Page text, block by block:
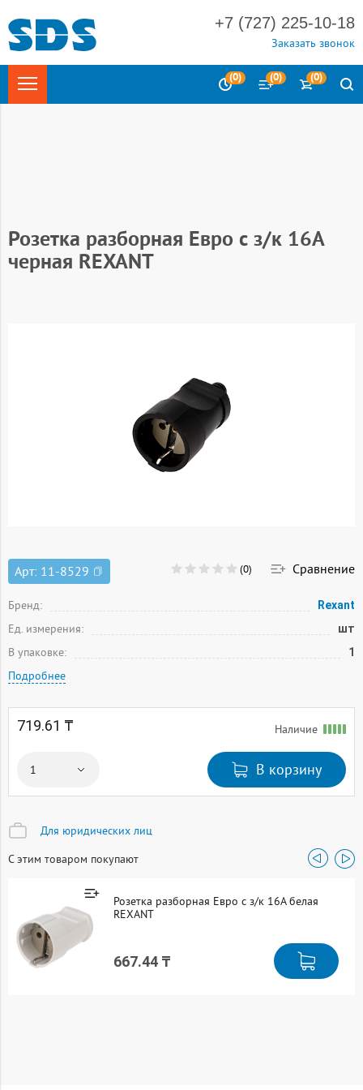
+7 (727) 225-10-18
Заказать звонок
(0) (0) (0)
Розетка разборная Евро с з/к 16А
черная REXANT
Арт: 11-8529 (0) Сравнение
Бренд: Rexant
Ед. измерения: шт
В упаковке: 1
Подробнее
719.61 ₸ Наличие
В корзину
Для юридических лиц
С этим товаром покупают
Розетка разборная Евро с з/к 16А белая
REXANT
667.44 ₸